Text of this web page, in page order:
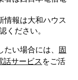
情報は大和ハウス
ください。
たい場合には、
固
話サービス をご活